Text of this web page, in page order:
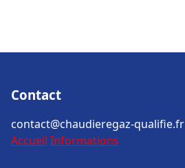
Contact
contact@chaudieregaz-qualifie.fr
Accueil Informations